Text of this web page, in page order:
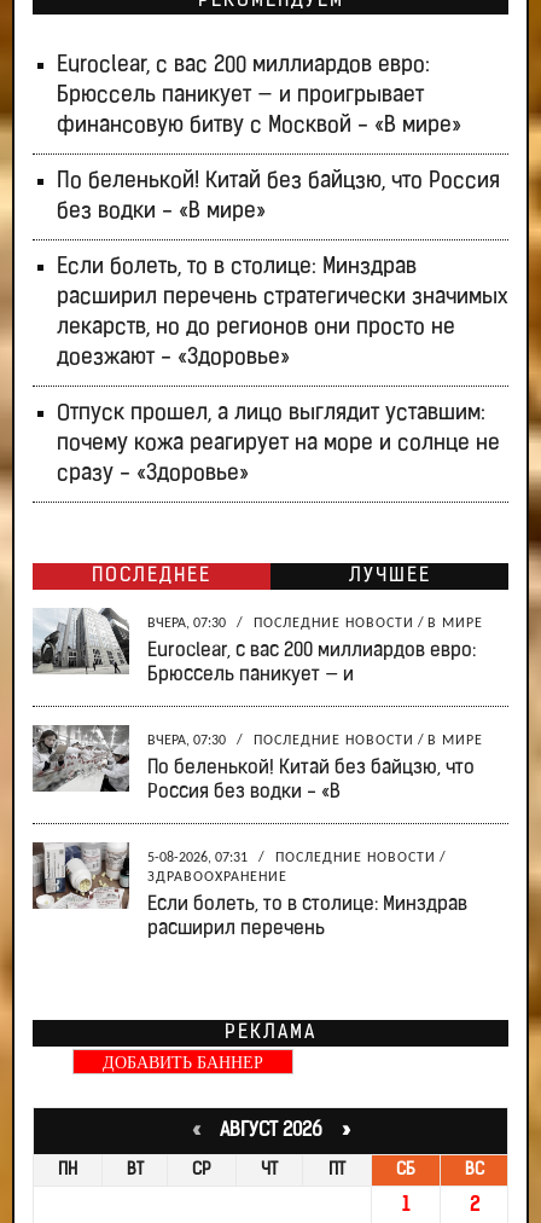
Euroclear, с вас 200 миллиардов евро:
Брюссель паникует — и проигрывает
финансовую битву с Москвой - «В мире»
По беленькой! Китай без байцзю, что Россия
без водки - «В мире»
Если болеть, то в столице: Минздрав
расширил перечень стратегически значимых
лекарств, но до регионов они просто не
доезжают - «Здоровье»
Отпуск прошел, а лицо выглядит уставшим:
почему кожа реагирует на море и солнце не
сразу - «Здоровье»
ПОСЛЕДНЕЕ ЛУЧШЕЕ
ВЧЕРА, 07:30 / ПОСЛЕДНИЕ НОВОСТИ / В МИРЕ
Euroclear, с вас 200 миллиардов евро:
Брюссель паникует — и
ВЧЕРА, 07:30 / ПОСЛЕДНИЕ НОВОСТИ / В МИРЕ
По беленькой! Китай без байцзю, что
Россия без водки - «В
5-08-2026, 07:31 / ПОСЛЕДНИЕ НОВОСТИ /
ЗДРАВООХРАНЕНИЕ
Если болеть, то в столице: Минздрав
расширил перечень
РЕКЛАМА
ДОБАВИТЬ БАННЕР
«АВГУСТ 2026 »
ПН ВТ СР ЧТ ПТ СБ ВС
1 2